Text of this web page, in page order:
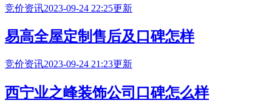
竞价资讯2023-09-24 22:25更新
易高全屋定制售后及口碑怎样
竞价资讯2023-09-24 21:23更新
西宁业之峰装饰公司口碑怎么样